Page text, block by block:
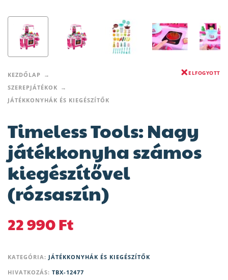
KEZDŐLAP
SZEREPJÁTÉKOK
JÁTÉKKONYHÁK ÉS KIEGÉSZÍTŐK
ELFOGYOTT
Timeless Tools: Nagy
játékkonyha számos
kiegészítővel
(rózsaszín)
22 990Ft
KATEGÓRIA: JÁTÉKKONYHÁK ÉS KIEGÉSZÍTŐK
HIVATKOZÁS: TBX-12477